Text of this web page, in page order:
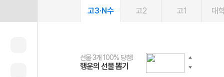
고3·N수 고2 고1 대
선물 3개 100% 당첨!
행운의 선물 뽑기
선물 100% 증정!
메가스터디 X 올리브
여름방학 스터디 캐시백
메가런 썸머스쿨
2027 러셀 단과
강사 공개선발
스마트러닝앱
설문 EVENT
메가패스
3일 무료 체험권
메가패스 수강생 무료혜택!
메가클럽 멤버십
사회공헌 캠페인
희망이룸 메가나눔